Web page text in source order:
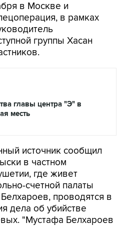
в Москве и
в рамках
группы Хасан
главы центра "Э" в
месть
источник сообщил
в частном
где живет
счетной палаты
проводятся в
дела об убийстве
"Мустафа Белхароев